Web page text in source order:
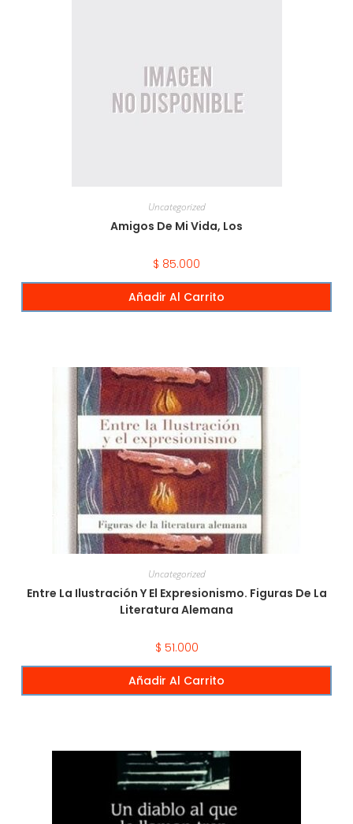
Uncategorized
Amigos De Mi Vida, Los
$ 85.000
Añadir Al Carrito
Uncategorized
Entre La Ilustración Y El Expresionismo. Figuras De La
Literatura Alemana
$ 51.000
Añadir Al Carrito